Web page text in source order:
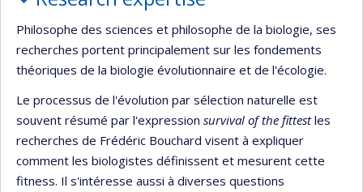
Philosophe des sciences et philosophe de la biologie, ses
recherches portent principalement sur les fondements
théoriques de la biologie évolutionnaire et de l'écologie.
Le processus de l'évolution par sélection naturelle est
souvent résumé par l'expression survival of the fittestles
recherches de Frédéric Bouchard visent à expliquer
comment les biologistes définissent et mesurent cette
fitness. Il s'intéresse aussi à diverses questions